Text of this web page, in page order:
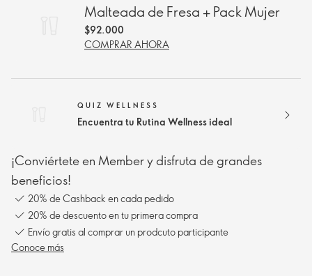
Malteada de Fresa + Pack Mujer
$92.000
COMPRAR AHORA
QUIZ WELLNESS
Encuentra tu Rutina Wellness ideal
¡Conviértete en Member y disfruta de grandes
beneficios!
20% de Cashback en cada pedido
20% de descuento en tu primera compra
Envío gratis al comprar un prodcuto participante
Conoce más